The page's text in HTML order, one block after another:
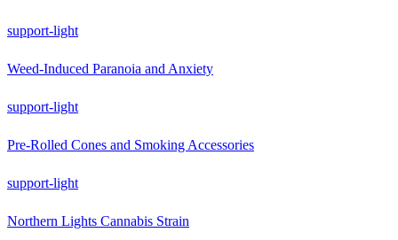
support-light
Weed-Induced Paranoia and Anxiety
support-light
Pre-Rolled Cones and Smoking Accessories
support-light
Northern Lights Cannabis Strain